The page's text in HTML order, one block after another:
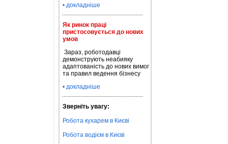
• докладніше
Як ринок праці
пристосовується до нових
умов
Зараз, роботодавці
демонструють неабияку
адаптованість до нових вимог
та правил ведення бізнесу
• докладніше
Зверніть увагу:
Робота кухарем в Києві
Робота водієм в Києві